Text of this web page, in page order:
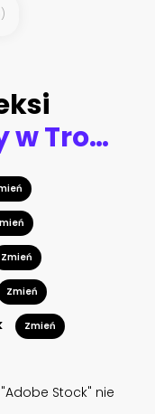
Fasada katedry w Trondheim, Norwegia
Zmień
Zmień
Zmień
Stock" nie